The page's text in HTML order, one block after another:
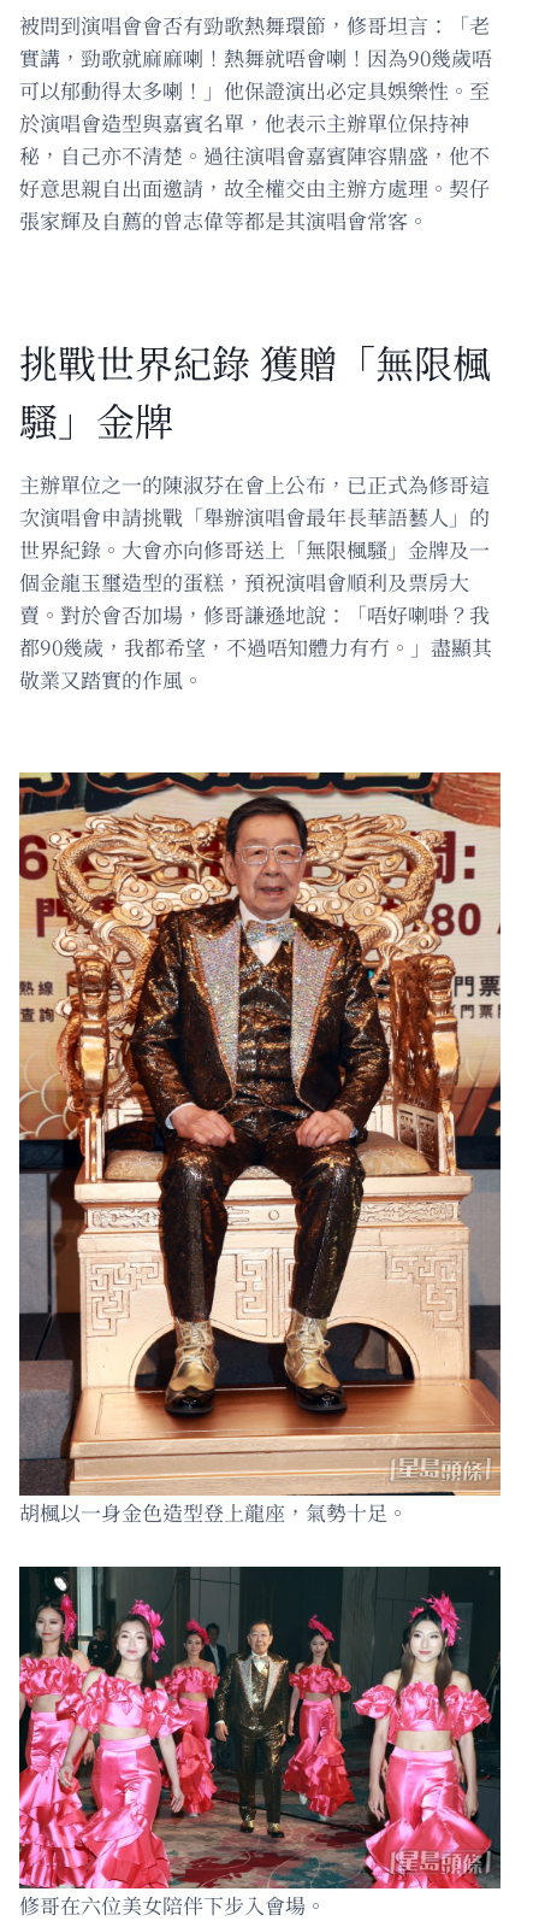
被問到演唱會會否有勁歌熱舞環節，修哥坦言：「老
實講，勁歌就麻麻喇！熱舞就唔會喇！因為90幾歲唔
可以郁動得太多喇！」他保證演出必定具娛樂性。至
於演唱會造型與嘉賓名單，他表示主辦單位保持神
秘，自己亦不清楚。過往演唱會嘉賓陣容鼎盛，他不
好意思親自出面邀請，故全權交由主辦方處理。契仔
張家輝及自薦的曾志偉等都是其演唱會常客。
挑戰世界紀錄 獲贈「無限楓
騷」金牌
主辦單位之一的陳淑芬在會上公布，已正式為修哥這
次演唱會申請挑戰「舉辦演唱會最年長華語藝人」的
世界紀錄。大會亦向修哥送上「無限楓騷」金牌及一
個金龍玉璽造型的蛋糕，預祝演唱會順利及票房大
賣。對於會否加場，修哥謙遜地說：「唔好喇啩？我
都90幾歲，我都希望，不過唔知體力有冇。」盡顯其
敬業又踏實的作風。
胡楓以一身金色造型登上龍座，氣勢十足。
修哥在六位美女陪伴下步入會場。